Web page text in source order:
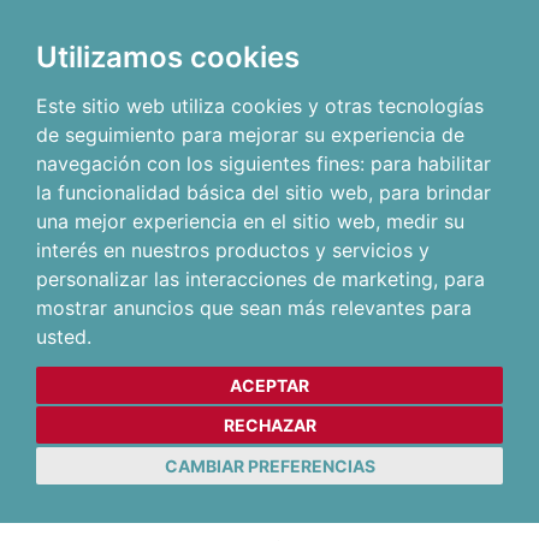
Utilizamos cookies
Este sitio web utiliza cookies y otras tecnologías
de seguimiento para mejorar su experiencia de
navegación con los siguientes fines: para habilitar
la funcionalidad básica del sitio web, para brindar
una mejor experiencia en el sitio web, medir su
interés en nuestros productos y servicios y
personalizar las interacciones de marketing, para
mostrar anuncios que sean más relevantes para
usted.
ACEPTAR
RECHAZAR
CAMBIAR PREFERENCIAS